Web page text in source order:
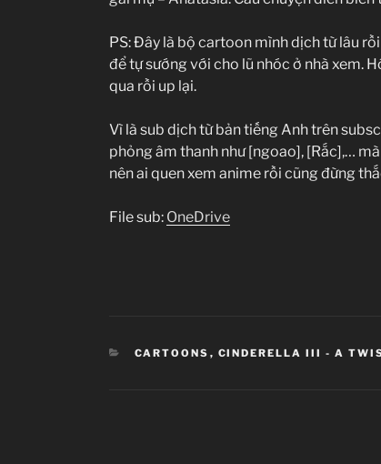
PS: Đây là bộ cartoon mình dịch từ lâu
để tự sướng với cho lũ nhóc ở nhà xem.
qua rồi up lại.
Vì là sub dịch từ bản tiếng Anh trên
phỏng âm thanh như [ngoao], [Rắc],…
nên ai quen xem anime rồi cũng đừng
File sub: OneDrive
CATEGORIES
CARTOONS , CINDERELLA III - A